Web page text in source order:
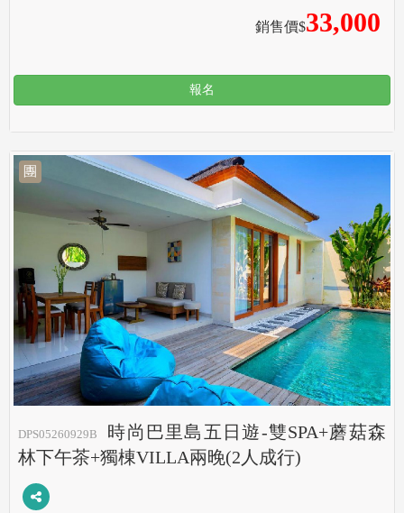
銷售價$33,000
報名
團
DPS05260929B
時尚巴里島五日遊-雙SPA+蘑菇森
林下午茶+獨棟VILLA兩晚(2人成行)